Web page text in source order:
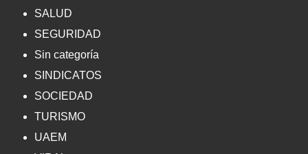
SALUD
SEGURIDAD
Sin categoría
SINDICATOS
SOCIEDAD
TURISMO
UAEM